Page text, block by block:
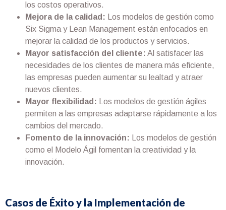
los costos operativos.
Mejora de la calidad: Los modelos de gestión como
Six Sigma y Lean Management están enfocados en
mejorar la calidad de los productos y servicios.
Mayor satisfacción del cliente: Al satisfacer las
necesidades de los clientes de manera más eficiente,
las empresas pueden aumentar su lealtad y atraer
nuevos clientes.
Mayor flexibilidad: Los modelos de gestión ágiles
permiten a las empresas adaptarse rápidamente a los
cambios del mercado.
Fomento de la innovación: Los modelos de gestión
como el Modelo Ágil fomentan la creatividad y la
innovación.
Casos de Éxito y la Implementación de